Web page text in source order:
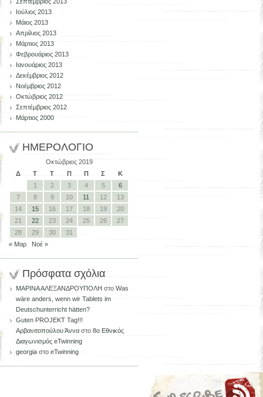
Ιούλιος 2013
Μάιος 2013
Απρίλιος 2013
Μάρτιος 2013
Φεβρουάριος 2013
Ιανουάριος 2013
Δεκέμβριος 2012
Νοέμβριος 2012
Οκτώβριος 2012
Σεπτέμβριος 2012
Μάρτιος 2000
ΗΜΕΡΟΛΟΓΙΟ
Οκτώβριος 2019
Δ
Τ Τ Π Π Σ
Κ
1
2 3 4 5
6
7
8 9 10 11 12
13
14
15 16 17 18 19
20
21
22 23 24 25 26
27
28
29 30
31
« Μαρ
Νοέ »
Πρόσφατα σχόλια
ΜΑΡΙΝΑ ΑΛΕΞΑΝΔΡΟΥΠΟΛΗ στο Was
wäre anders, wenn wir Tablets im
Deutschunterricht hätten?
Guten PROJEKT Tag!!!
Aρβανιτοπούλου Άννα στο 8ο Εθνικός
Διαγωνισμός eTwinning
georgia στο eTwinning